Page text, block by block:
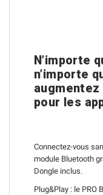
N’importe
n’importe
pour les
Connectez-vous
module Bluetooth
Dongle inclus.
Plug&Play : le PRO